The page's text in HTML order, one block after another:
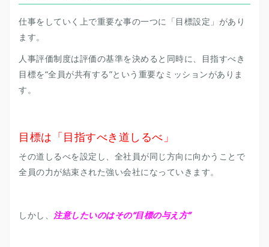
仕事をしていく上で重要な事の一つに「目標設定」があり
ます。
人事評価制度は評価の基準を決めると同時に、目指すべき
目標を“全員が共有する”という重要なミッションがありま
す。
目標は「目指すべき道しるべ」
その道しるべを設定し、全社員が同じ方向に向かうことで
全員の力が結束された強い会社になっていきます。
しかし、 注意したいのはその“目標の与え方”